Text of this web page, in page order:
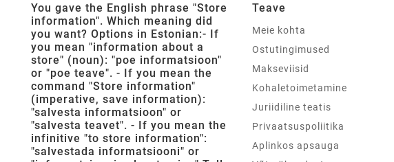
You gave the English phrase "Store
information". Which meaning did
you want? Options in Estonian:- If
you mean "information about a
store" (noun): "poe informatsioon"
or "poe teave". - If you mean the
command "Store information"
(imperative, save information):
"salvesta informatsioon" or
"salvesta teavet". - If you mean the
infinitive "to store information":
"salvestada informatsiooni" or
Teave
Meie kohta
Ostutingimused
Makseviisid
Kohaletoimetamine
Juriidiline teatis
Privaatsuspoliitika
Aplinkos apsauga